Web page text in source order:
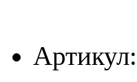
Артикул: